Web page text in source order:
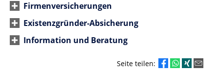
Firmenversicherungen
Existenzgründer-Absicherung
Information und Beratung
Seite teilen: